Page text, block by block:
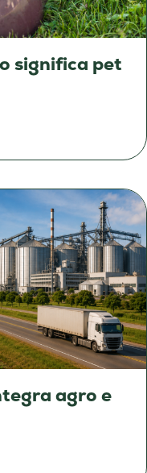
significa pet
agro e